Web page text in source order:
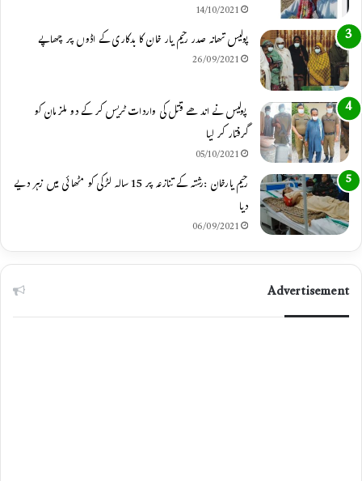
m
14/10/2021
پولیس تھانہ صدر رحیم یار خان کا بدکاری کے اڈوں پر چھاپے
26/09/2021
پولیس نے اندھے قتل کی واردات ٹریس کر کے دو ملزمان کو
گرفتار کر لیا
05/10/2021
رحیم یارخان :رشتہ کے تنازعہ پر 15 سالہ لڑکی کو مٹھائی میں زہر دیے
دیا
06/09/2021
Advertisement